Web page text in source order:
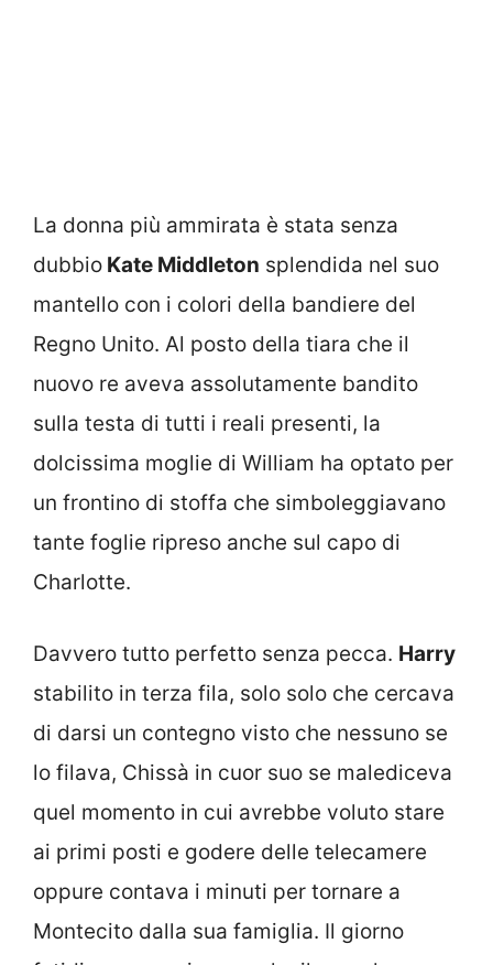
La donna più ammirata è stata senza
dubbio Kate Middleton splendida nel suo
mantello con i colori della bandiere del
Regno Unito. Al posto della tiara che il
nuovo re aveva assolutamente bandito
sulla testa di tutti i reali presenti, la
dolcissima moglie di William ha optato per
un frontino di stoffa che simboleggiavano
tante foglie ripreso anche sul capo di
Charlotte.
Davvero tutto perfetto senza pecca. Harry
stabilito in terza fila, solo solo che cercava
di darsi un contegno visto che nessuno se
lo filava, Chissà in cuor suo se malediceva
quel momento in cui avrebbe voluto stare
ai primi posti e godere delle telecamere
oppure contava i minuti per tornare a
Montecito dalla sua famiglia. Il giorno